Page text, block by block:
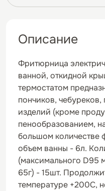
Описание
Фритюрница
ванной, откидной
термостатом
пончиков,
изделий (кроме
пенообразованием,
большом количестве
объем ванны - 6л.
(максимального D95
65г) - 15шт.
температуре +200С,